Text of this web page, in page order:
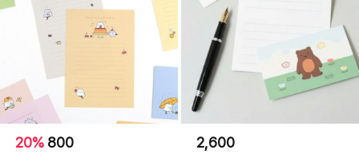
20% 800 2,600